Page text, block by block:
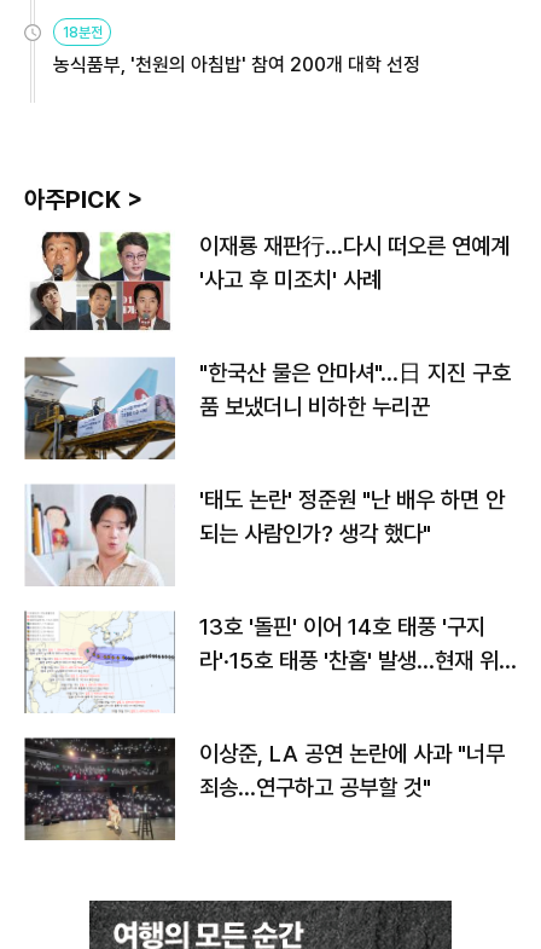
원
18분전
농식품부, '천원의 아침밥' 참여 200개 대학 선정
아주PICK >
이재룡 재판行…다시 떠오른 연예계
'사고 후 미조치' 사례
"한국산 물은 안마셔"…日 지진 구호
품 보냈더니 비하한 누리꾼
'태도 논란' 정준원 "난 배우 하면 안
되는 사람인가? 생각 했다"
13호 '돌핀' 이어 14호 태풍 '구지
라'·15호 태풍 '찬홈' 발생…현재 위
이상준, LA 공연 논란에 사과 "너무
죄송…연구하고 공부할 것"